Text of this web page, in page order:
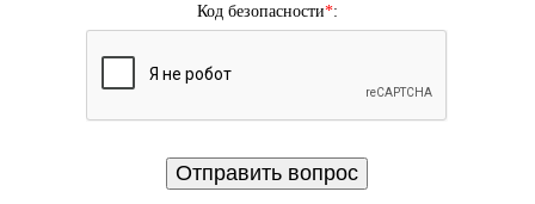
Код безопасности*: